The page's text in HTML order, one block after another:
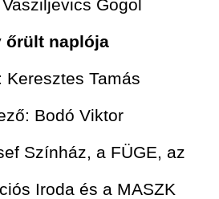
Gogol
őrült naplója
Keresztes Tamás
Bodó Viktor
Színház, a FÜGE, az
Iroda és a MASZK